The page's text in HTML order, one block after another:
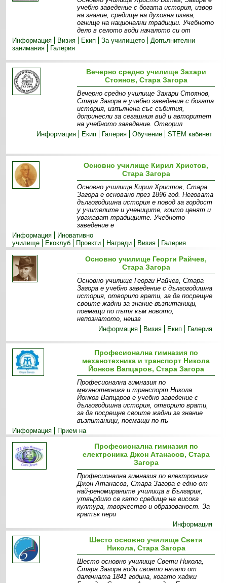
учебно заведение с богата история, извор
на знание, средище на духовна изява,
огнище на национални традиции. Учебното
дело в селото води началото си от
Информация
Визия Екип За училището
Допълнителни
занимания
Галерия
Вечерно средно училище Захари
Стоянов, Стара Загора
Вечерно средно училище Захари Стоянов,
Стара Загора е учебно заведение с богата
история, изпълнена със събития,
допринесли за сегашния вид и авторитет
на учебното заведение. Отворил
Информация
Екип Галерия Обучение STEM кабинет
Основно училище Кирил Христов,
Стара Загора
Основно училище Кирил Христов, Стара
Загора е основано през 1896 год. Неговата
дългогодишна история е повод за гордост
у учителите и учениците, които ценят и
уважават традициите. Учебното
заведение е
Информация
Иновативно
училище
Екоклуб Прoекти Награди Визия Галерия
Основно училище Георги Райчев,
Стара Загора
Основно училище Георги Райчев, Стара
Загора е учебно заведение с дългогодишна
история, отворило врати, за да посрещне
своите жадни за знание възпитаници,
поемащи по пътя към новото,
непознатото, неизв
Информация
Визия Екип Галерия
Професионална гимназия по
механотехника и транспорт Никола
Йонков Вапцаров, Стара Загора
Професионална гимназия по
механотехника и транспорт Никола
Йонков Вапцаров е учебно заведение с
дългогодишна история, отворило врати,
за да посрещне своите жадни за знание
възпитаници, поемащи по пъ
Информация
Прием на
ученици
Екип Мисия
Професионална гимназия по
електроника Джон Атанасов, Стара
Загора
Професионална гимназия по електроника
Джон Атанасов, Стара Загора е едно от
най-реномираните училища в България,
утвърдило се като средище на висока
култура, творчество и образованост. За
кратък пери
Информация
Шесто основно училище Свети
Никола, Стара Загора
Шесто основно училище Свети Никола,
Стара Загора води своето начало от
далечната 1841 година, когато хаджи